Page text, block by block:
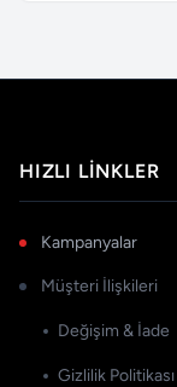
HIZLI LINKLER
Kampanyalar
Müşteri İlişkileri
Değişim & İade
Gizlilik Politikası